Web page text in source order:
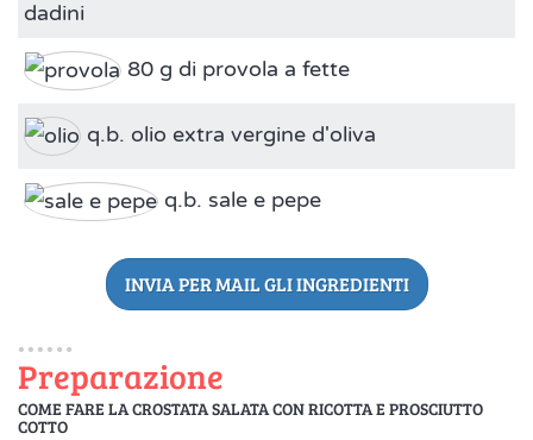
dadini
80 g di provola a fette
q.b. olio extra vergine d'oliva
q.b. sale e pepe
INVIA PER MAIL GLI INGREDIENTI
Preparazione
COME FARE LA CROSTATA SALATA CON RICOTTA E PROSCIUTTO
COTTO